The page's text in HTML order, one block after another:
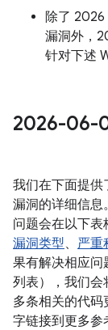
除了
漏洞外，
针对下述
2026-06-
我们在下面提
漏洞的详细信息
问题会在以下表
漏洞类型、 严重
果有解决相应问
列表），我们会
多条相关的代码
字链接到更多参